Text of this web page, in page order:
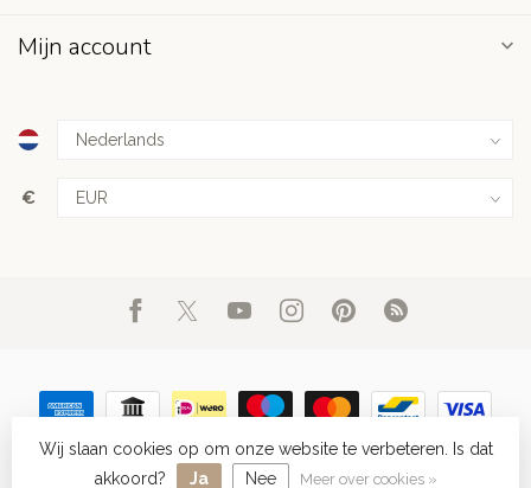
Mijn account
€
© Copyright 2026 Juwelier Blinckers Jewels & Watches in
Purmerend sinds 2005
Wij slaan cookies op om onze website te verbeteren. Is dat
akkoord?
Ja Nee Meer over cookies »